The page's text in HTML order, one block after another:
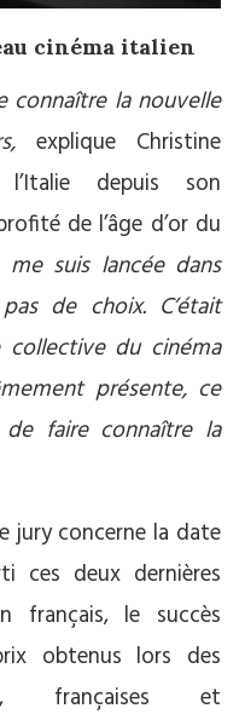
cinéma italien
la nouvelle
explique Christine
l’Italie depuis son
de l’âge d’or du
suis lancée dans
de choix. C’était
collective du cinéma
présente, ce
faire connaître la
jury concerne la date
ces deux dernières
français, le succès
obtenus lors des
françaises et